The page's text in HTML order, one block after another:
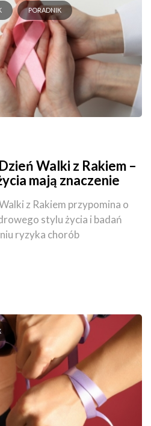
PORADNIK
Walki z Rakiem –
mają znaczenie
z Rakiem przypomina o
stylu życia i badań
ryzyka chorób